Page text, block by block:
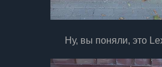
Ну, вы поняли, это